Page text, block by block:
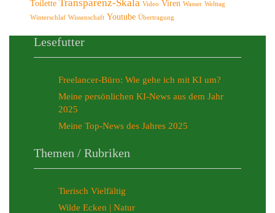
Toilette Transparenz-Skala Video Viren Wasser Welttag
Winterschlaf Wissenschaft Youtube Übertragung
Lesefutter
Freelancer-Büro: Wie gehe ich mit KI um?
Meine persönlichen KI-News aus dem Jahr
2025
Meine Top-News des Jahres 2025
Themen / Rubriken
Tierisch Vielfältig
Wilde Ecken | Natur